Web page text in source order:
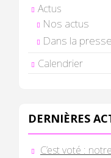
Actus
Nos actus
Dans la presse
Calendrier
DERNIÈRES
C’est voté :